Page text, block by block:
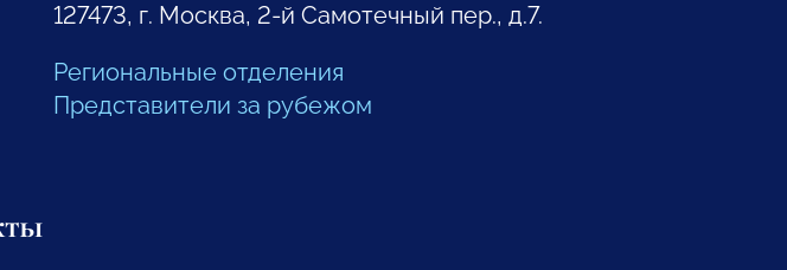
127473, г. Москва, 2-й Самотечный пер., д.7.
Региональные отделения
Представители за рубежом